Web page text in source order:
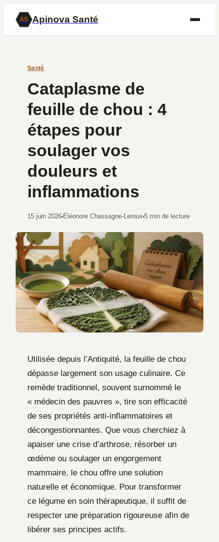
AS Apinova Santé
Santé
Cataplasme de
feuille de chou : 4
étapes pour
soulager vos
douleurs et
inflammations
15 juin 2026
·
Éléonore Chassagne-Leroux
·
5 min de lecture
Utilisée depuis l’Antiquité, la feuille de chou
dépasse largement son usage culinaire. Ce
remède traditionnel, souvent surnommé le
« médecin des pauvres », tire son efficacité
de ses propriétés anti-inflammatoires et
décongestionnantes. Que vous cherchiez à
apaiser une crise d’arthrose, résorber un
œdème ou soulager un engorgement
mammaire, le chou offre une solution
naturelle et économique. Pour transformer
ce légume en soin thérapeutique, il suffit de
respecter une préparation rigoureuse afin de
libérer ses principes actifs.